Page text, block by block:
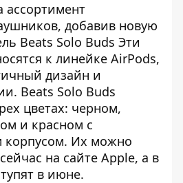
ассортимент
, добавив новую
Beats Solo Buds Эти
к линейке AirPods,
дизайн и
Beats Solo Buds
цветах: черном,
и красном с
корпусом. Их можно
на сайте Apple, а в
в июне.